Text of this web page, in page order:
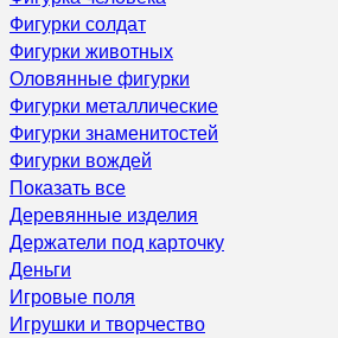
Фигурки солдат
Фигурки животных
Оловянные фигурки
Фигурки металлические
Фигурки знаменитостей
Фигурки вождей
Показать все
Деревянные изделия
Держатели под карточку
Деньги
Игровые поля
Игрушки и творчество